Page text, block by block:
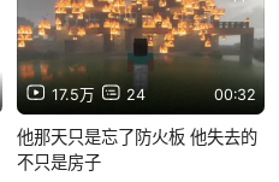
17.5万 24 00:32
他那天只是忘了防火板 他失去的
不只是房子